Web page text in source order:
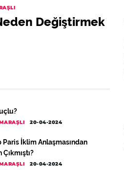
Değiştirmek
20-04-2024
Paris İklim Anlaşmasından
Çıkmıştı?
20-04-2024